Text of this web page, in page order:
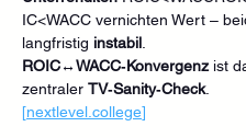
IC<WACC vernichten Wert –
langfristig instabil
ROIC↔WACC‑Konvergenz ist
zentraler TV‑Sanity‑Check.
[nextlevel.college]